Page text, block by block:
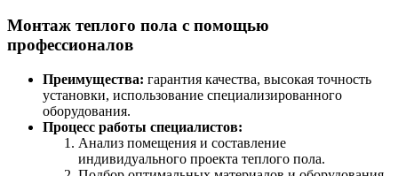
Монтаж теплого пола с помощью
профессионалов
Преимущества: гарантия качества, высокая точность
установки, использование специализированного
оборудования.
Процесс работы специалистов:
Анализ помещения и составление
индивидуального проекта теплого пола.